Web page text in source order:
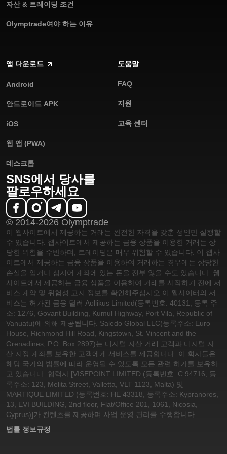
자산 & 트레이딩 조건
Olymptrade여야 하는 이유
앱 다운로드
Android
안드로이드 APK
iOS
웹 앱 (PWA)
데스크톱
도움말
FAQ
지원
교육 센터
SNS에서 당사를
팔로우하세요
© 2014-2026 Olymptrade
이 웹사이트에서 제공하는 거래는 완전한 자격을 갖춘 성인만 실행할
수 있습니다. 웹사이트에서 제공하는 금융 상품을 이용한 거래는 상
당한 위험을 수반하며, 트레이딩은 매우 위험할 수 있습니다. 이 웹사
이트에서 제공하는 금융 상품을 이용하여 거래하는 경우에는 상당한
손실을 입거나 심지어 계좌에 있는 돈을 전부 잃을 수도 있습니다. 웹
사이트에서 제공하는 금융 상품을 이용하여 거래를 시작하기 전에 서
비스 계약 및 위험성 고지 정보를 확인해주십시오. 이 웹사이터의 서
비스는 허가된 금융 딜러 Aollikus Limited(등록번호: 40131, 등록 주
소: 1276, Govant Building, Kumul Highway, Port Vila, Republic of
Vanuatu)에 의해 제공됩니다. Saledo Global LLC(등록주소: Euro
House, Richmond Hill Road, Kingstown, St. Vincent and the
Grenadines, P.O. Box 2897)는 디지털 자산 거래 고객과 디지털 자
산 지정 계좌를 보유한 고객에게 서비스를 제공합니다. 이 회사들은
해당 국가의 법률에 따라 운영될 수 있도록 모든 관련 허가를 보유하
고 있습니다. 협력사 [VISEPOINT LIMITED (등록번호: C 94716, 등
록주소: 123, Melita Street, Valletta, VLT 1123, Malta) 및
MARTIQUE LIMITED (등록번호: HE 43318, 등록주소: Kypranoros,
13, EVI BUILDING, 2nd floor, Flat/Office 201, 1061, Nicosia,
Cyprus)]가 컨텐츠를 제공하며 사업 운영 관리를 수행합니다.
법률 정보규정